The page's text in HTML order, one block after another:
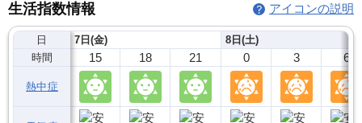
生活指数情報 アイコンの説明
日
時間
熱中症
7日(金)
15 18 21
8日(土)
0 3 6